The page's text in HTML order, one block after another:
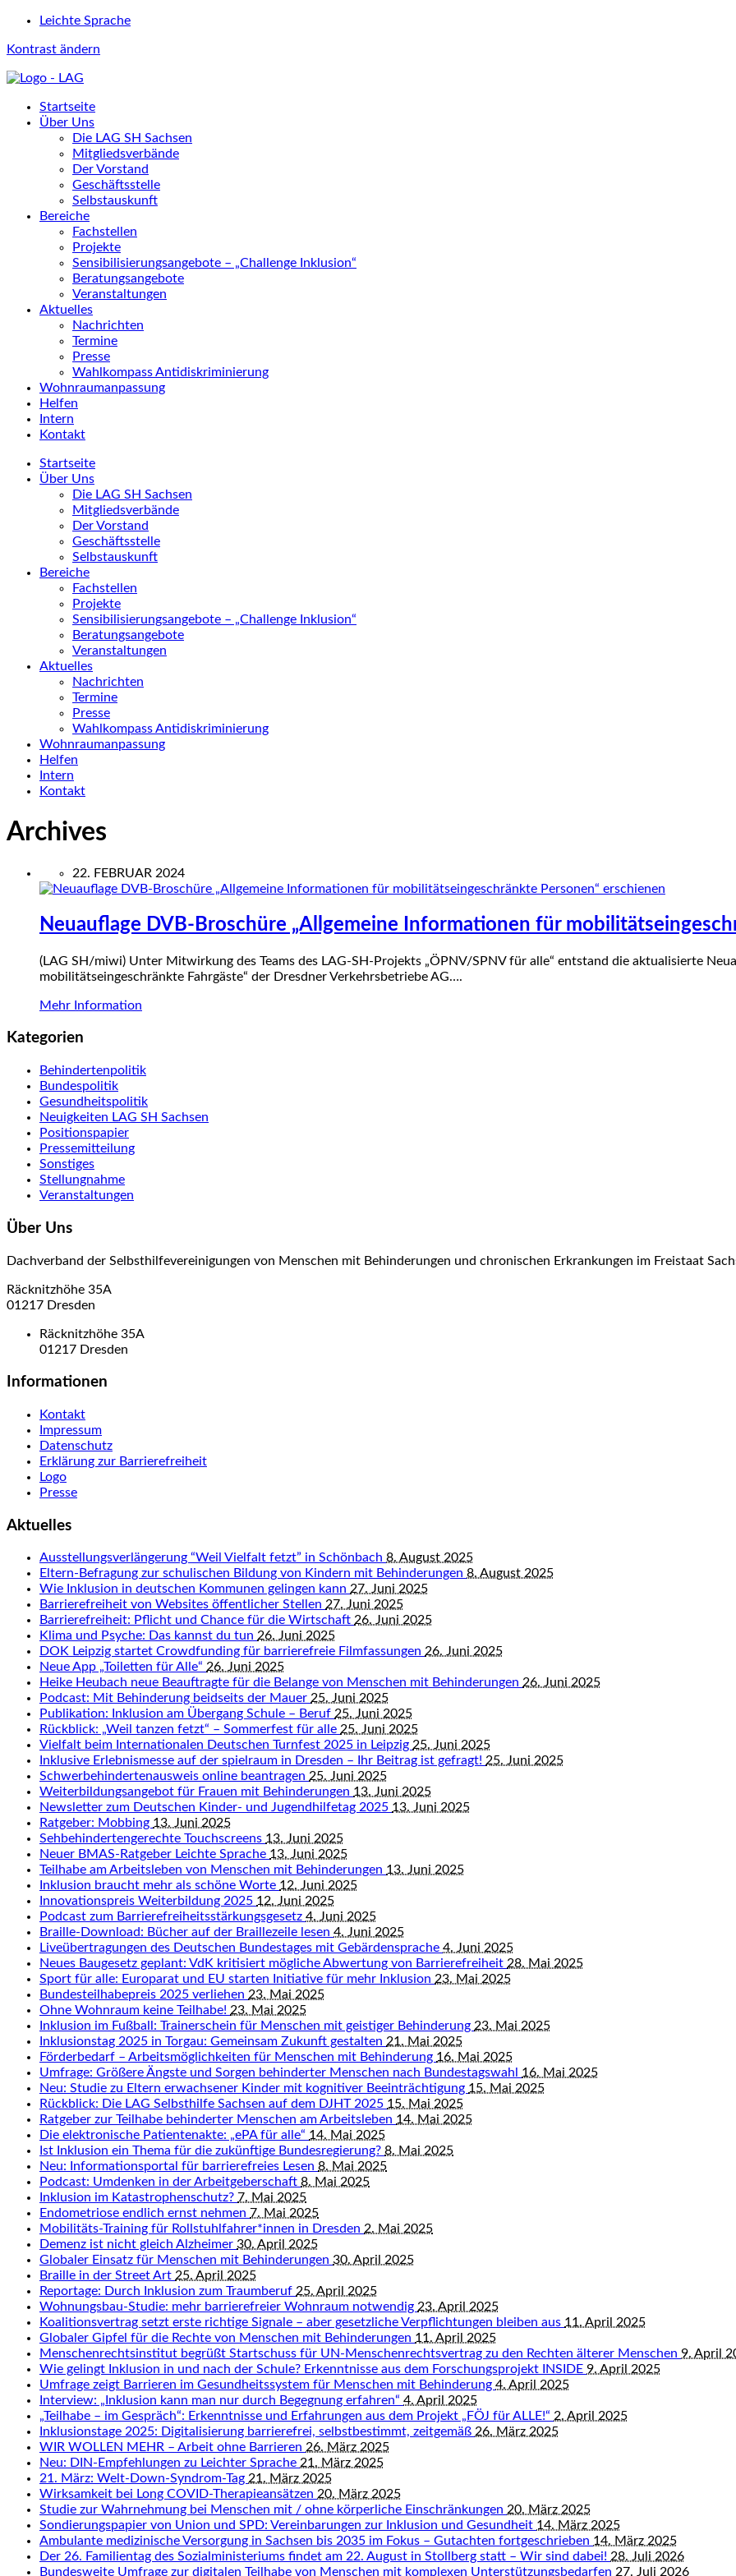
Leichte Sprache
Kontrast ändern
Startseite
Über Uns
Die LAG SH Sachsen
Mitgliedsverbände
Der Vorstand
Geschäftsstelle
Selbstauskunft
Bereiche
Fachstellen
Projekte
Sensibilisierungsangebote – „Challenge Inklusion“
Beratungsangebote
Veranstaltungen
Aktuelles
Nachrichten
Termine
Presse
Wahlkompass Antidiskriminierung
Wohnraumanpassung
Helfen
Intern
Kontakt
Startseite
Über Uns
Die LAG SH Sachsen
Mitgliedsverbände
Der Vorstand
Geschäftsstelle
Selbstauskunft
Bereiche
Fachstellen
Projekte
Sensibilisierungsangebote – „Challenge Inklusion“
Beratungsangebote
Veranstaltungen
Aktuelles
Nachrichten
Termine
Presse
Wahlkompass Antidiskriminierung
Wohnraumanpassung
Helfen
Intern
Kontakt
Archives
22. FEBRUAR 2024
Neuauflage DVB-Broschüre „Allgemeine Informationen für
(LAG SH/miwi) Unter Mitwirkung des Teams des LAG-SH-Projekts „ÖPNV/SPNV für alle“ entstand die aktualisierte
mobilitätsein­ge­schränk­te Fahrgäste“ der Dresdner Verkehrs­betriebe AG….
Mehr Information
Kategorien
Behindertenpolitik
Bundespolitik
Gesundheitspolitik
Neuigkeiten LAG SH Sachsen
Positionspapier
Pressemitteilung
Sonstiges
Stellungnahme
Veranstaltungen
Über Uns
Dachverband der Selbsthilfevereinigungen von Menschen mit Behinderungen und chronischen Erkrankungen im Freistaat
Räcknitzhöhe 35A
01217 Dresden
Räcknitzhöhe 35A
01217 Dresden
Informationen
Kontakt
Impressum
Datenschutz
Erklärung zur Barrierefreiheit
Logo
Presse
Aktuelles
Ausstellungsverlängerung “Weil Vielfalt fetzt” in Schönbach 8. August 2025
Eltern-Befragung zur schulischen Bildung von Kindern mit Behinderungen 8. August 2025
Wie Inklusion in deutschen Kommunen gelingen kann 27. Juni 2025
Barrierefreiheit von Websites öffentlicher Stellen 27. Juni 2025
Barrierefreiheit: Pflicht und Chance für die Wirtschaft 26. Juni 2025
Klima und Psyche: Das kannst du tun 26. Juni 2025
DOK Leipzig startet Crowdfunding für barrierefreie Filmfassungen 26. Juni 2025
Neue App „Toiletten für Alle“ 26. Juni 2025
Heike Heubach neue Beauftragte für die Belange von Menschen mit Behinderungen 26. Juni 2025
Podcast: Mit Behinderung beidseits der Mauer 25. Juni 2025
Publikation: Inklusion am Übergang Schule – Beruf 25. Juni 2025
Rückblick: „Weil tanzen fetzt“ – Sommerfest für alle 25. Juni 2025
Vielfalt beim Internationalen Deutschen Turnfest 2025 in Leipzig 25. Juni 2025
Inklusive Erlebnismesse auf der spielraum in Dresden – Ihr Beitrag ist gefragt! 25. Juni 2025
Schwerbehindertenausweis online beantragen 25. Juni 2025
Weiterbildungsangebot für Frauen mit Behinderungen 13. Juni 2025
Newsletter zum Deutschen Kinder- und Jugendhilfetag 2025 13. Juni 2025
Ratgeber: Mobbing 13. Juni 2025
Sehbehindertengerechte Touchscreens 13. Juni 2025
Neuer BMAS-Ratgeber Leichte Sprache 13. Juni 2025
Teilhabe am Arbeitsleben von Menschen mit Behinderungen 13. Juni 2025
Inklusion braucht mehr als schöne Worte 12. Juni 2025
Innovationspreis Weiterbildung 2025 12. Juni 2025
Podcast zum Barrierefreiheitsstärkungsgesetz 4. Juni 2025
Braille-Download: Bücher auf der Braillezeile lesen 4. Juni 2025
Liveübertragungen des Deutschen Bundestages mit Gebärdensprache 4. Juni 2025
Neues Baugesetz geplant: VdK kritisiert mögliche Abwertung von Barrierefreiheit 28. Mai 2025
Sport für alle: Europarat und EU starten Initiative für mehr Inklusion 23. Mai 2025
Bundesteilhabepreis 2025 verliehen 23. Mai 2025
Ohne Wohnraum keine Teilhabe! 23. Mai 2025
Inklusion im Fußball: Trainerschein für Menschen mit geistiger Behinderung 23. Mai 2025
Inklusionstag 2025 in Torgau: Gemeinsam Zukunft gestalten 21. Mai 2025
Förderbedarf – Arbeitsmöglichkeiten für Menschen mit Behinderung 16. Mai 2025
Umfrage: Größere Ängste und Sorgen behinderter Menschen nach Bundestagswahl 16. Mai 2025
Neu: Studie zu Eltern erwachsener Kinder mit kognitiver Beeinträchtigung 15. Mai 2025
Rückblick: Die LAG Selbsthilfe Sachsen auf dem DJHT 2025 15. Mai 2025
Ratgeber zur Teilhabe behinderter Menschen am Arbeitsleben 14. Mai 2025
Die elektronische Patientenakte: „ePA für alle“ 14. Mai 2025
Ist Inklusion ein Thema für die zukünftige Bundesregierung? 8. Mai 2025
Neu: Informationsportal für barrierefreies Lesen 8. Mai 2025
Podcast: Umdenken in der Arbeitgeberschaft 8. Mai 2025
Inklusion im Katastrophenschutz? 7. Mai 2025
Endometriose endlich ernst nehmen 7. Mai 2025
Mobilitäts-Training für Rollstuhlfahrer*innen in Dresden 2. Mai 2025
Demenz ist nicht gleich Alzheimer 30. April 2025
Globaler Einsatz für Menschen mit Behinderungen 30. April 2025
Braille in der Street Art 25. April 2025
Reportage: Durch Inklusion zum Traumberuf 25. April 2025
Wohnungsbau-Studie: mehr barrierefreier Wohnraum notwendig 23. April 2025
Koalitionsvertrag setzt erste richtige Signale – aber gesetzliche Verpflichtungen bleiben aus 11. April 2025
Globaler Gipfel für die Rechte von Menschen mit Behinderungen 11. April 2025
Menschenrechtsinstitut begrüßt Startschuss für UN-Menschenrechtsvertrag zu den Rechten älterer Menschen 9. April
Wie gelingt Inklusion in und nach der Schule? Erkenntnisse aus dem Forschungsprojekt INSIDE 9. April 2025
Umfrage zeigt Barrieren im Gesundheitssystem für Menschen mit Behinderung 4. April 2025
Interview: „Inklusion kann man nur durch Begegnung erfahren“ 4. April 2025
„Teilhabe – im Gespräch“: Erkenntnisse und Erfahrungen aus dem Projekt „FÖJ für ALLE!“ 2. April 2025
Inklusionstage 2025: Digitalisierung barrierefrei, selbstbestimmt, zeitgemäß 26. März 2025
WIR WOLLEN MEHR – Arbeit ohne Barrieren 26. März 2025
Neu: DIN-Empfehlungen zu Leichter Sprache 21. März 2025
21. März: Welt-Down-Syndrom-Tag 21. März 2025
Wirksamkeit bei Long COVID-Therapieansätzen 20. März 2025
Studie zur Wahrnehmung bei Menschen mit / ohne körperliche Einschränkungen 20. März 2025
Sondierungspapier von Union und SPD: Vereinbarungen zur Inklusion und Gesundheit 14. März 2025
Ambulante medizinische Versorgung in Sachsen bis 2035 im Fokus – Gutachten fortgeschrieben 14. März 2025
Der 26. Familientag des Sozialministeriums findet am 22. August in Stollberg statt – Wir sind dabei! 28. Juli 2026
Bundesweite Umfrage zur digitalen Teilhabe von Menschen mit komplexen Unterstützungsbedarfen 27. Juli 2026